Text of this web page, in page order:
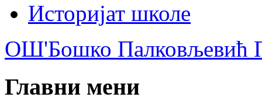
Историјат школе
ОШ'Бошко Палковљевић
Главни мени